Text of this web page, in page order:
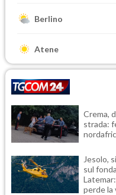
Berlino
Atene
Crema,
strada:
Jesolo,
sul
perde la